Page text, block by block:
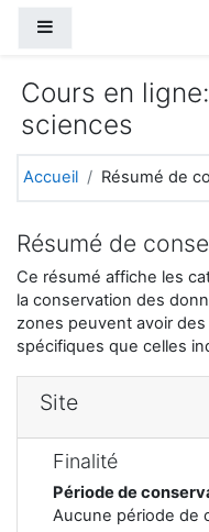
Cours en
sciences
Accueil Résumé de
Résumé de
Ce résumé affiche les
la conservation des
zones peuvent avoir
spécifiques que celles
Site
Finalité
Période de
Aucune période de